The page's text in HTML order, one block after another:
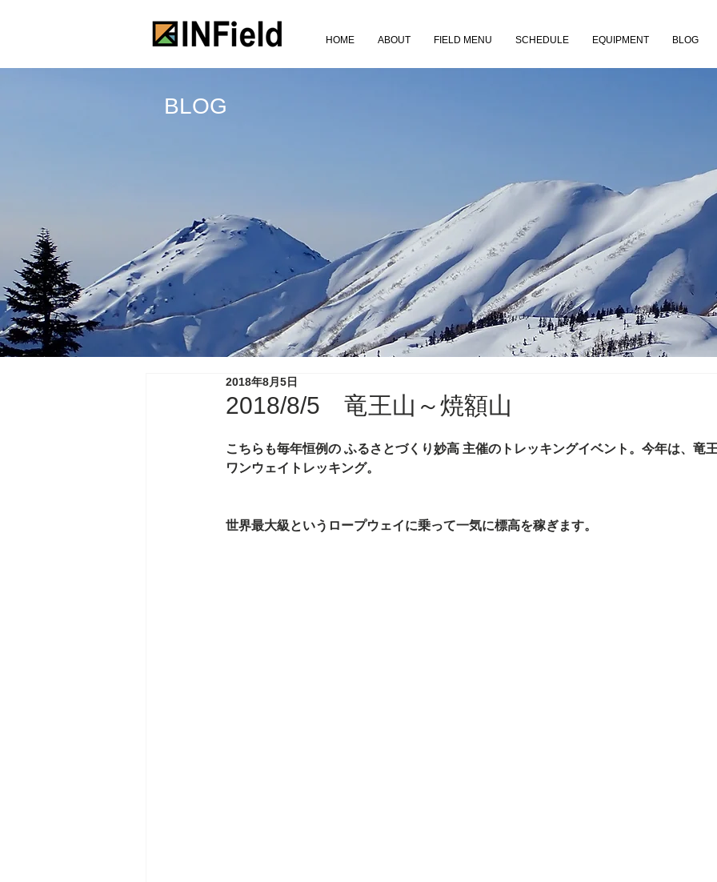
HOME ABOUT FIELD MENU SCHEDULE EQUIPMENT BLOG
BLOG
2018/8/5 竜王山～焼額山
2018年8月5日
こちらも毎年恒例の ふるさとづくり妙高 主催のトレッキングイベント。今年は、竜
ワンウェイトレッキング。
世界最大級というロープウェイに乗って一気に標高を稼ぎます。